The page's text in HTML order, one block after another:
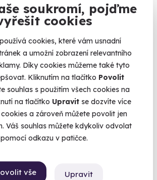
soukromí, pojďme
cookies
cookies, které vám usnadní
a umožní zobrazení relevantního
Díky cookies můžeme také tyto
Kliknutím na tlačítko Povolit
souhlas s použitím všech cookies na
na tlačítko Upravit se dozvíte více
a zároveň můžete povolit jen
Váš souhlas můžete kdykoliv odvolat
pomocí odkazu v patičce.
vše Upravit
Svitavy)
11. 08. 2026